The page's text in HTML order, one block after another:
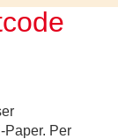
Paper. Per